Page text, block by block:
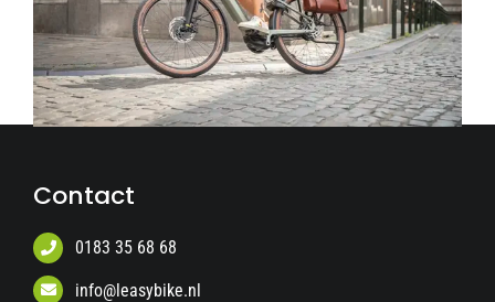
Contact
0183 35 68 68
info@leasybike.nl